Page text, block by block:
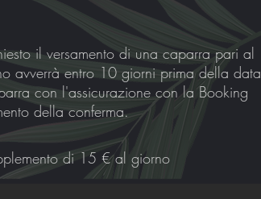
il versamento di una caparra pari al
avverrà entro 10 giorni prima della data
con l'assicurazione con la Booking
della conferma.
di 15 € al giorno